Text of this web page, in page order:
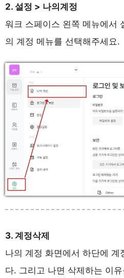
2. 설정 > 나의계정
워크 스페이스 왼쪽 메뉴에서
의 계정 메뉴를 선택해주세요.
3. 계정삭제
나의 계정 화면에서 하단에 계
다. 그리고 나면 삭제하는 이